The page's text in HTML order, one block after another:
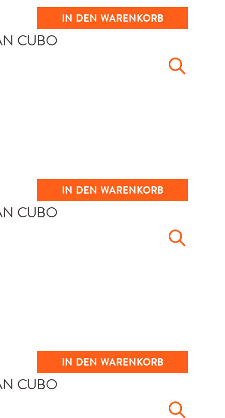
IN DEN WARENKORB
IN DEN WARENKORB
IN DEN WARENKORB